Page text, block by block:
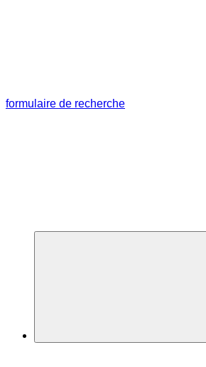
formulaire de recherche